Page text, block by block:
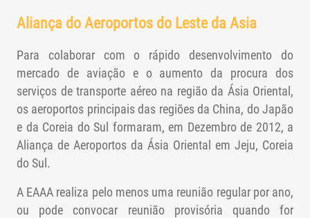
aeroporto deve seguir os padrões reconhecidos
de desenvolvimento internacional, e aprender o padrão de
gestão excelente dos parceiros da mesma área, bem como
manter actualizado e evitar o risco de ser marginalizado, a
CAM tem participado activamente nas plataformas de
cooperação internacional e regional, incluindo o Conselho
Internacional de Aeroportos (ACI) do nível internacional, a
Aliança de Aeroportos da Ásia Oriental (EAAA) ,Associação
Reunião Regional do Fórum dos Cinco Principais
Aeroportos(A5). Além disso, a CAM também se concentra
Aliança do Aeroportos do Leste da Asia
Para colaborar com o rápido desenvolvimento do
mercado de aviação e o aumento da procura dos
serviços de transporte aéreo na região da Ásia Oriental,
os aeroportos principais das regiões da China, do Japão
e da Coreia do Sul formaram, em Dezembro de 2012, a
Aliança de Aeroportos da Ásia Oriental em Jeju, Coreia
do Sul.
A EAAA realiza pelo menos uma reunião regular por ano,
ou pode convocar reunião provisória quando for